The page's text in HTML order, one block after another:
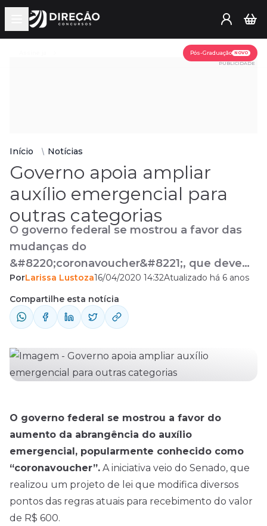
Open main menu
Pós-Graduação NOVO
PUBLICIDADE
Início Notícias
Governo apoia ampliar
auxílio emergencial para
outras categorias
O governo federal se mostrou a favor das
mudanças do
&#8220;coronavoucher&#8221;, que deve
abranger mais categorias. Outros pontos,
porém, são controversos.
PorLarissa Lustoza16/04/2020 14:32Atualizado há 6 anos
Compartilhe esta notícia
O governo federal se mostrou a favor do
aumento da abrangência do auxílio
emergencial, popularmente conhecido como
“coronavoucher”. A iniciativa veio do Senado, que
realizou um projeto de lei que modifica diversos
pontos das regras atuais para recebimento do valor
de R$ 600.